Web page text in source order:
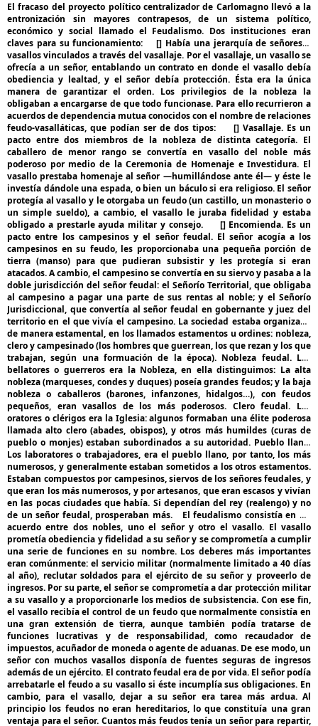
El fracaso del proyecto político centralizador de Carlomagno llevó a la
entronización sin mayores contrapesos, de un sistema político,
económico y social llamado el Feudalismo. Dos instituciones eran
claves para su funcionamiento: [] Había una jerarquía de señores y
vasallos vinculados a través del vasallaje. Por el vasallaje, un vasallo se
ofrecía a un señor, entablando un contrato en donde el vasallo debía
obediencia y lealtad, y el señor debía protección. Ésta era la única
manera de garantizar el orden. Los privilegios de la nobleza la
obligaban a encargarse de que todo funcionase. Para ello recurrieron a
acuerdos de dependencia mutua conocidos con el nombre de relaciones
feudo-vasalláticas, que podían ser de dos tipos:
[] Vasallaje. Es un
pacto entre dos miembros de la nobleza de distinta categoría. El
caballero de menor rango se convertía en vasallo del noble más
poderoso por medio de la Ceremonia de Homenaje e Investidura. El
vasallo prestaba homenaje al señor —humillándose ante él— y éste le
investía dándole una espada, o bien un báculo si era religioso. El señor
protegía al vasallo y le otorgaba un feudo (un castillo, un monasterio o
un simple sueldo), a cambio, el vasallo le juraba fidelidad y estaba
obligado a prestarle ayuda militar y consejo.
[] Encomienda. Es un
pacto entre los campesinos y el señor feudal. El señor acogía a los
campesinos en su feudo, les proporcionaba una pequeña porción de
tierra (manso) para que pudieran subsistir y les protegía si eran
atacados. A cambio, el campesino se convertía en su siervo y pasaba a la
doble jurisdicción del señor feudal: el Señorío Territorial, que obligaba
al campesino a pagar una parte de sus rentas al noble; y el Señorío
Jurisdiccional, que convertía al señor feudal en gobernante y juez del
territorio en el que vivía el campesino. La sociedad estaba organizada
de manera estamental, en los llamados estamentos u ordines: nobleza,
clero y campesinado (los hombres que guerrean, los que rezan y los que
trabajan, según una formuación de la época). Nobleza feudal. Los
bellatores o guerreros era la Nobleza, en ella distinguimos: La alta
nobleza (marqueses, condes y duques) poseía grandes feudos; y la baja
nobleza o caballeros (barones, infanzones, hidalgos…), con feudos
pequeños, eran vasallos de los más poderosos. Clero feudal. Los
oratores o clérigos era la Iglesia: algunos formaban una élite poderosa
llamada alto clero (abades, obispos), y otros más humildes (curas de
pueblo o monjes) estaban subordinados a su autoridad. Pueblo llano.
Los laboratores o trabajadores, era el pueblo llano, por tanto, los más
numerosos, y generalmente estaban sometidos a los otros estamentos.
Estaban compuestos por campesinos, siervos de los señores feudales, y
que eran los más numerosos, y por artesanos, que eran escasos y vivían
en las pocas ciudades que había. Si dependían del rey (realengo) y no
de un señor feudal, prosperaban más.
El feudalismo consistía en un
acuerdo entre dos nobles, uno el señor y otro el vasallo. El vasallo
prometía obediencia y fidelidad a su señor y se comprometía a cumplir
una serie de funciones en su nombre. Los deberes más importantes
eran comúnmente: el servicio militar (normalmente limitado a 40 días
al año), reclutar soldados para el ejército de su señor y proveerlo de
ingresos. Por su parte, el señor se comprometía a dar protección militar
a su vasallo y a proporcionarle los medios de subsistencia. Con ese fin,
el vasallo recibía el control de un feudo que normalmente consistía en
una gran extensión de tierra, aunque también podía tratarse de
funciones lucrativas y de responsabilidad, como recaudador de
impuestos, acuñador de moneda o agente de aduanas. De ese modo, un
señor con muchos vasallos disponía de fuentes seguras de ingresos
además de un ejército. El contrato feudal era de por vida. El señor podía
arrebatarle el feudo a su vasallo si éste incumplía sus obligaciones. En
cambio, para el vasallo, dejar a su señor era tarea más ardua. Al
principio los feudos no eran hereditarios, lo que constituía una gran
ventaja para el señor. Cuantos más feudos tenía un señor para repartir,